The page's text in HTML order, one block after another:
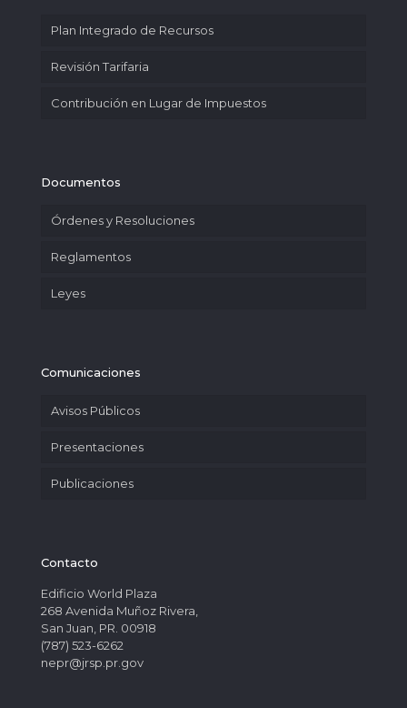
Plan Integrado de Recursos
Revisión Tarifaria
Contribución en Lugar de Impuestos
Documentos
Órdenes y Resoluciones
Reglamentos
Leyes
Comunicaciones
Avisos Públicos
Presentaciones
Publicaciones
Contacto
Edificio World Plaza
268 Avenida Muñoz Rivera,
San Juan, PR. 00918
(787) 523-6262
nepr@jrsp.pr.gov